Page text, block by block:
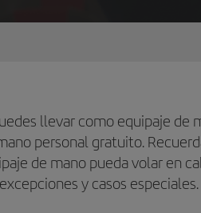
llevar como equipaje
personal gratuito.
de mano pueda volar en
y casos especiales.